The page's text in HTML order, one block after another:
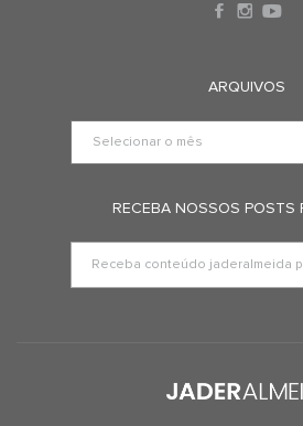
ARQUIVOS
RECEBA NOSSOS POSTS